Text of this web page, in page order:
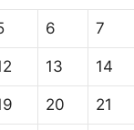
6 7
13 14
20 21